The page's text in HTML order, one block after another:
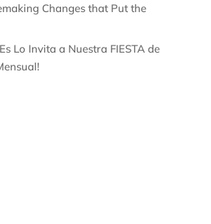
Changes that Put the
Lo Invita a Nuestra FIESTA de